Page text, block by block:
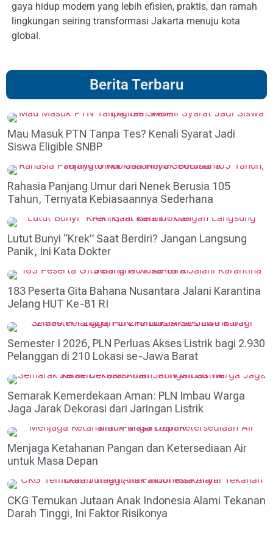
gaya hidup modern yang lebih efisien, praktis, dan ramah
lingkungan seiring transformasi Jakarta menuju kota
global.
Berita Terbaru
Mau Masuk PTN Tanpa Tes? Kenali Syarat Jadi
Siswa Eligible SNBP
Rahasia Panjang Umur dari Nenek Berusia 105
Tahun, Ternyata Kebiasaannya Sederhana
Lutut Bunyi “Krek” Saat Berdiri? Jangan Langsung
Panik, Ini Kata Dokter
183 Peserta Gita Bahana Nusantara Jalani Karantina
Jelang HUT Ke-81 RI
Semester I 2026, PLN Perluas Akses Listrik bagi 2.930
Pelanggan di 210 Lokasi se-Jawa Barat
Semarak Kemerdekaan Aman: PLN Imbau Warga
Jaga Jarak Dekorasi dari Jaringan Listrik
Menjaga Ketahanan Pangan dan Ketersediaan Air
untuk Masa Depan
CKG Temukan Jutaan Anak Indonesia Alami Tekanan
Darah Tinggi, Ini Faktor Risikonya